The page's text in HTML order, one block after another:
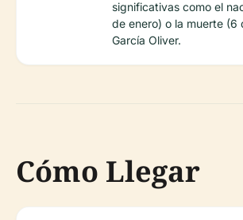
significativas como el
de enero) o la muerte (6
García Oliver.
Cómo Llegar